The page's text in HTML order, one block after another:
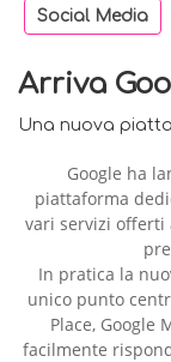
Social Media
Arriva
Una nuova
Google ha
piattaforma
vari servizi offerti
In pratica la
unico punto
Place, Google
facilmente